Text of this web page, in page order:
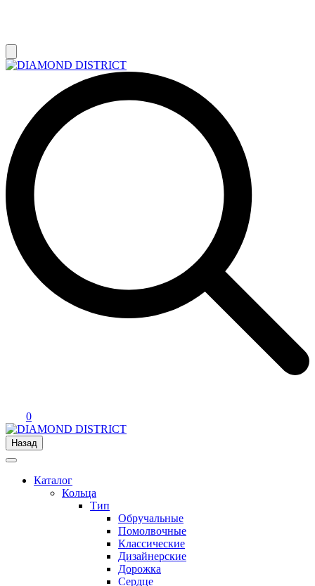
0
Назад
Каталог
Кольца
Тип
Обручальные
Помолвочные
Классические
Дизайнерские
Дорожка
Сердце